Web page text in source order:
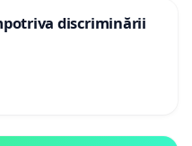
discriminării